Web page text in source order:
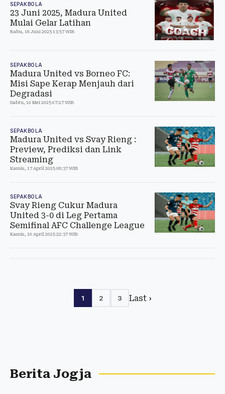
SEPAKBOLA
23 Juni 2025, Madura United
Mulai Gelar Latihan
Rabu, 18 Juni 2025 13:57 WIB
SEPAKBOLA
Madura United vs Borneo FC:
Misi Sape Kerap Menjauh dari
Degradasi
Sabtu, 10 Mei 2025 07:27 WIB
SEPAKBOLA
Madura United vs Svay Rieng :
Preview, Prediksi dan Link
Streaming
Kamis, 17 April 2025 08:37 WIB
SEPAKBOLA
Svay Rieng Cukur Madura
United 3-0 di Leg Pertama
Semifinal AFC Challenge League
Kamis, 10 April 2025 22:37 WIB
1 2 3 Last ›
Berita Jogja